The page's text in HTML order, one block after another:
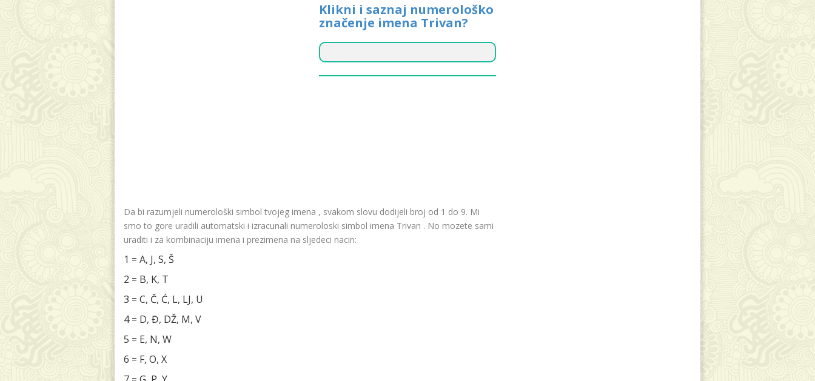
Klikni i saznaj numerološko
značenje imena Trivan?
Da bi razumjeli numerološki simbol tvojeg imena , svakom slovu dodijeli broj od 1 do 9. Mi
smo to gore uradili automatski i izracunali numeroloski simbol imena Trivan . No mozete sami
uraditi i za kombinaciju imena i prezimena na sljedeci nacin:
1 = A, J, S, Š
2 = B, K, T
3 = C, Č, Ć, L, LJ, U
4 = D, Đ, DŽ, M, V
5 = E, N, W
6 = F, O, X